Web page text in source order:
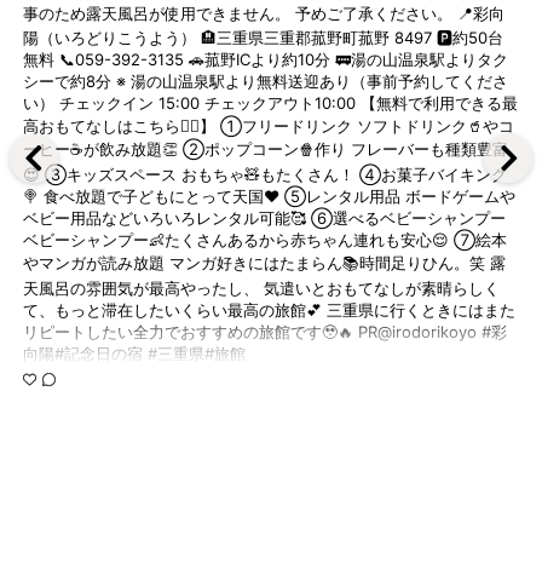
事のため露天風呂が使用できません。 予めご了承ください。 📍彩向
陽（いろどりこうよう） 🏨三重県三重郡菰野町菰野 8497 🅿️約50台
無料 📞059-392-3135 🚗菰野ICより約10分 🚃湯の山温泉駅よりタク
シーで約8分 ※ 湯の山温泉駅より無料送迎あり（事前予約してくださ
い） チェックイン 15:00 チェックアウト10:00 【無料で利用できる最
高おもてなしはこちら💁‍♀️】 ①フリードリンク ソフトドリンク🥤やコ
ーヒー☕️が飲み放題👏 ②ポップコーン🍿作り フレーバーも種類豊富
😍 ③キッズスペース おもちゃ🧸もたくさん！ ④お菓子バイキング
🍭 食べ放題で子どもにとって天国❤️ ⑤レンタル用品 ボードゲームや
ベビー用品などいろいろレンタル可能🥰 ⑥選べるベビーシャンプー
ベビーシャンプー👶たくさんあるから赤ちゃん連れも安心😌 ⑦絵本
やマンガが読み放題 マンガ好きにはたまらん📚時間足りひん。笑 露
天風呂の雰囲気が最高やったし、 気遣いとおもてなしが素晴らしく
て、もっと滞在したいくらい最高の旅館💕 三重県に行くときにはまた
リピートしたい全力でおすすめの旅館です🥹🔥 PR@irodorikoyo #彩
向陽#記念日の宿 #三重県#旅館